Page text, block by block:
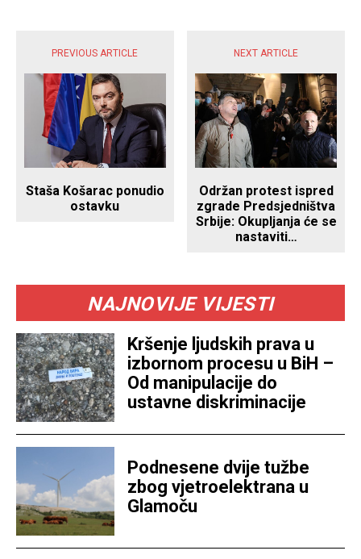
PREVIOUS ARTICLE
Staša Košarac ponudio
ostavku
NEXT ARTICLE
Održan protest ispred
zgrade Predsjedništva
Srbije: Okupljanja će se
nastaviti…
NAJNOVIJE VIJESTI
Kršenje ljudskih prava u
izbornom procesu u BiH –
Od manipulacije do
ustavne diskriminacije
Podnesene dvije tužbe
zbog vjetroelektrana u
Glamoču